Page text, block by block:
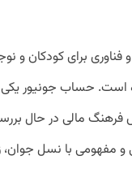
برای کودکان و
است. حساب جونیور یکی
فرهنگ مالی در حال
و مفهومی با نسل